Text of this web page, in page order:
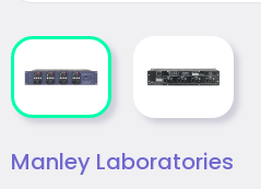
Manley Laboratories